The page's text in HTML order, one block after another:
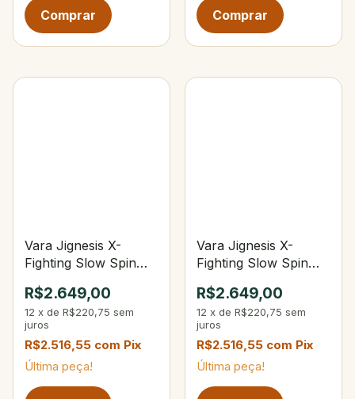
Vara Jignesis X-
Fighting Slow Spin
260 g
R$2.649,00
12 x de R$220,75 sem
juros
R$2.516,55 com Pix
Última peça!
Vara Jignesis X-
Fighting Slow Spin
360 g
R$2.649,00
12 x de R$220,75 sem
juros
R$2.516,55 com Pix
Última peça!